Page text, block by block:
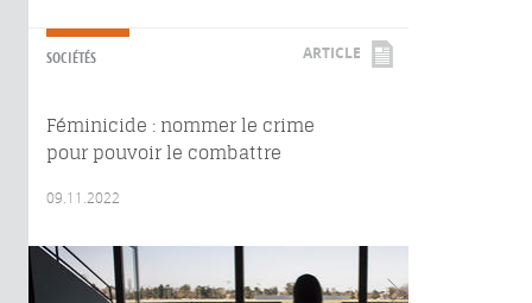
SOCIÉTÉS ARTICLE
Féminicide : nommer le crime
pour pouvoir le combattre
09.11.2022